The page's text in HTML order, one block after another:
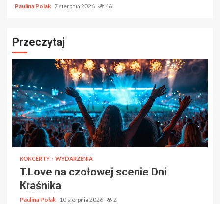
Paulina Polak 7 sierpnia 2026 46
Przeczytaj
KONCERTY WYDARZENIA
T.Love na czołowej scenie Dni
Kraśnika
Paulina Polak 10 sierpnia 2026 2